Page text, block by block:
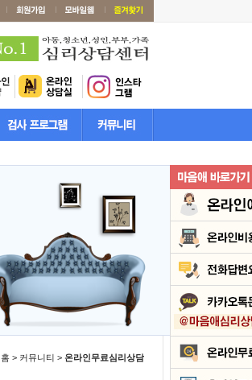
홈 > 커뮤니티 > 온라인무료심리상담